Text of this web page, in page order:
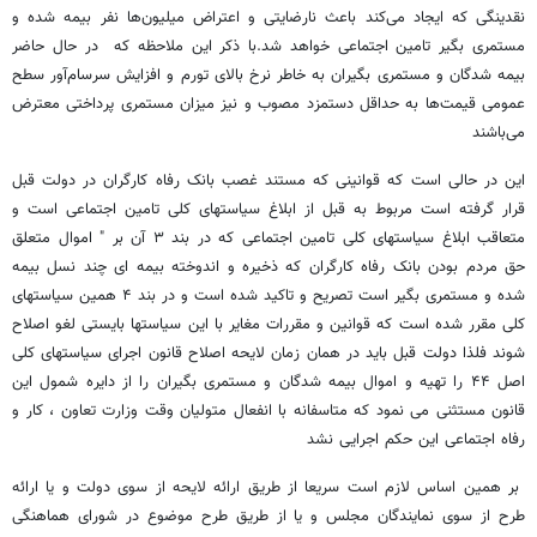
نقدینگی که ایجاد می‌کند باعث نارضایتی و اعتراض میلیون‌ها نفر بیمه شده و
مستمری بگیر تامین اجتماعی خواهد شد.با ذکر این ملاحظه که در حال حاضر
بیمه شدگان و مستمری بگیران به خاطر نرخ بالای تورم و افزایش سرسام‌آور سطح
عمومی قیمت‌ها به حداقل دستمزد مصوب و نیز میزان مستمری پرداختی معترض
می‌باشند
این در حالی است که قوانینی که مستند غصب بانک رفاه کارگران در دولت قبل
قرار گرفته است مربوط به قبل از ابلاغ سیاستهای کلی تامین اجتماعی است و
متعاقب ابلاغ سیاستهای کلی تامین اجتماعی که در بند ۳ آن بر " اموال متعلق
حق مردم بودن بانک رفاه کارگران که ذخیره و اندوخته بیمه ای چند نسل بیمه
شده و مستمری بگیر است تصریح و تاکید شده است و در بند ۴ همین سیاستهای
کلی مقرر شده است که قوانین و مقررات مغایر با این سیاستها بایستی لغو اصلاح
شوند فلذا دولت قبل باید در همان زمان لایحه اصلاح قانون اجرای سیاستهای کلی
اصل ۴۴ را تهیه و اموال بیمه شدگان و مستمری بگیران را از دایره شمول این
قانون مستثنی می نمود که متاسفانه با انفعال متولیان وقت وزارت تعاون ، کار و
رفاه اجتماعی این حکم اجرایی نشد
بر همین اساس لازم است سریعا از طریق ارائه لایحه از سوی دولت و یا ارائه
طرح از سوی نمایندگان مجلس و یا از طریق طرح موضوع در شورای هماهنگی